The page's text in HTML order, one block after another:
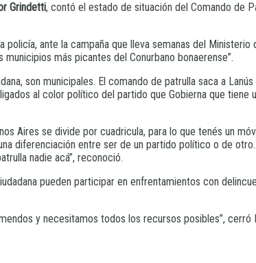
Grindetti, contó el estado de situación del Comando de
ante la campaña que lleva semanas del
más picantes del Conurbano bonaerense”.
son municipales. El comando de patrulla saca a
al color político del partido que Gobierna que
Aires se divide por cuadricula, para lo que tenés un
diferenciación entre ser de un partido político o de
nadie acá”, reconoció.
pueden participar en enfrentamientos con
y necesitamos todos los recursos posibles”, cerró